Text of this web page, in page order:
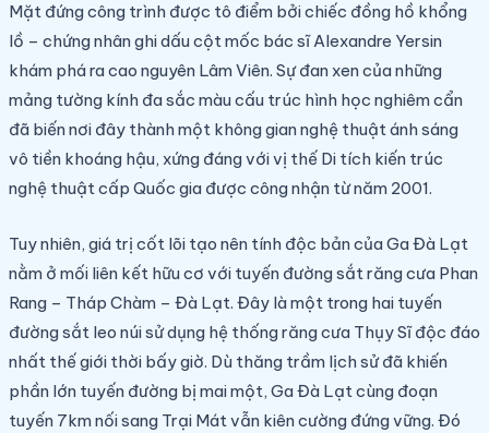
Mặt đứng công trình được tô điểm bởi chiếc đồng hồ khổng
lồ – chứng nhân ghi dấu cột mốc bác sĩ Alexandre Yersin
khám phá ra cao nguyên Lâm Viên. Sự đan xen của những
mảng tường kính đa sắc màu cấu trúc hình học nghiêm cẩn
đã biến nơi đây thành một không gian nghệ thuật ánh sáng
vô tiền khoáng hậu, xứng đáng với vị thế Di tích kiến trúc
nghệ thuật cấp Quốc gia được công nhận từ năm 2001.
Tuy nhiên, giá trị cốt lõi tạo nên tính độc bản của Ga Đà Lạt
nằm ở mối liên kết hữu cơ với tuyến đường sắt răng cưa Phan
Rang – Tháp Chàm – Đà Lạt. Đây là một trong hai tuyến
đường sắt leo núi sử dụng hệ thống răng cưa Thụy Sĩ độc đáo
nhất thế giới thời bấy giờ. Dù thăng trầm lịch sử đã khiến
phần lớn tuyến đường bị mai một, Ga Đà Lạt cùng đoạn
tuyến 7km nối sang Trại Mát vẫn kiên cường đứng vững. Đó